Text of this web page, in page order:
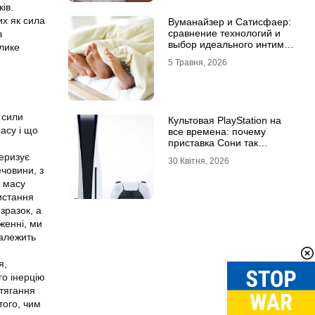
як сила
і що
з
масу
а
ми
інерцію
чим
Вуманайзер и Сатисфаер:
сравнение технологий и
выбор идеального интим-
5 Травня, 2026
Культовая PlayStation на
все времена: почему
приставка Сони так
30 Квітня, 2026